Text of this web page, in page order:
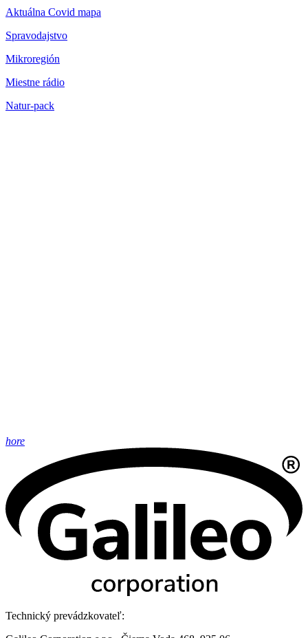
Aktuálna Covid mapa
Spravodajstvo
Mikroregión
Miestne rádio
Natur-pack
hore
Technický prevádzkovateľ: